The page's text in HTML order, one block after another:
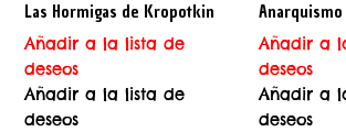
Las Hormigas de Kropotkin
Añadir a la lista de
deseos
Añadir a la lista de
deseos
Añadir a
deseos
Añadir a
deseos